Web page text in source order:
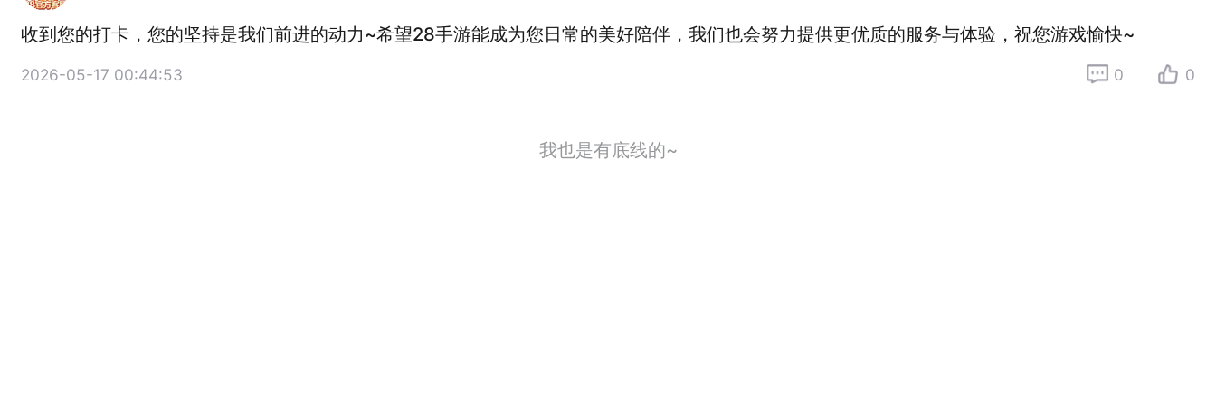
收到您的打卡，您的坚持是我们前进的动力~希望28手游能成为您日常的美好陪伴，我们也会努力提供更优质的服务与体验，祝您游戏愉快~
2026-05-17 00:44:53 0 0
我也是有底线的~